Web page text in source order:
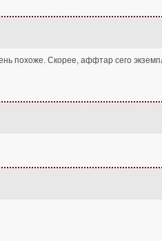
похоже. Скорее, аффтар сего